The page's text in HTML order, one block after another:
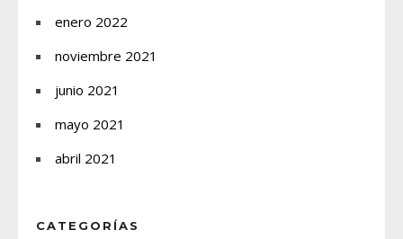
enero 2022
noviembre 2021
junio 2021
mayo 2021
abril 2021
CATEGORÍAS